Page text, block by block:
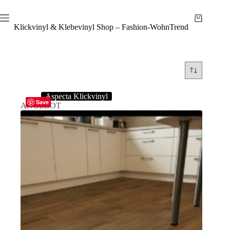
Inhalt
springenKlickvinyl & Klebevinyl Shop – Fashion-WohnTrend
Warenkorb
Save
Aspecta Klickvinyl
ANGEBOT